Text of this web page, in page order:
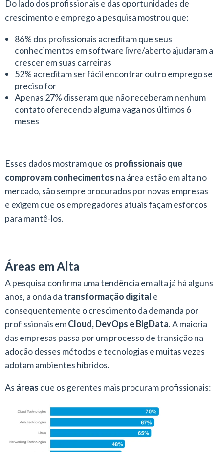
Do lado dos profissionais e das oportunidades de
crescimento e emprego a pesquisa mostrou que:
86% dos profissionais acreditam que seus
conhecimentos em software livre/aberto ajudaram a
crescer em suas carreiras
52% acreditam ser fácil encontrar outro emprego se
preciso for
Apenas 27% disseram que não receberam nenhum
contato oferecendo alguma vaga nos últimos 6
meses
Esses dados mostram que os profissionais que
comprovam conhecimentos na área estão em alta no
mercado, são sempre procurados por novas empresas
e exigem que os empregadores atuais façam esforços
para mantê-los.
Áreas em Alta
A pesquisa confirma uma tendência em alta já há alguns
anos, a onda da transformação digital e
consequentemente o crescimento da demanda por
profissionais emCloud, DevOps e BigData. A maioria
das empresas passa por um processo de transição na
adoção desses métodos e tecnologias e muitas vezes
adotam ambientes híbridos.
As áreas que os gerentes mais procuram profissionais: